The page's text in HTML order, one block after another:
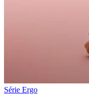
Série Ergo